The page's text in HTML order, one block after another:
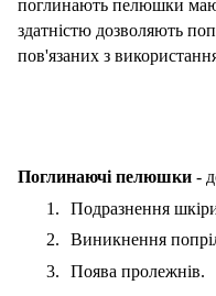
поглинають пелюшки
здатністю дозволяють
пов'язаних з
Поглинаючі пелюшки -
Подразнення
Виникнення
Поява пролежнів.